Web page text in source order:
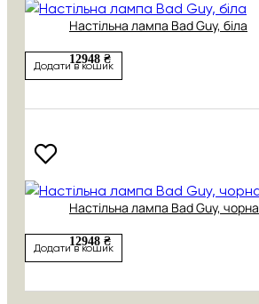
Настільна лампа Bad Guy, біла
12948 ₴
Додати в кошик
Настільна лампа Bad Guy, чорна
12948 ₴
Додати в кошик